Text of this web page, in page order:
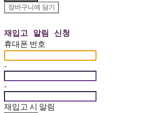
장바구니에 담기
재입고 알림 신청
휴대폰 번호
-
-
재입고 시 알림